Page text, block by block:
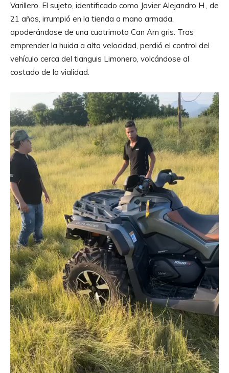
Varillero. El sujeto, identificado como Javier Alejandro H., de
21 años, irrumpió en la tienda a mano armada,
apoderándose de una cuatrimoto Can Am gris. Tras
emprender la huida a alta velocidad, perdió el control del
vehículo cerca del tianguis Limonero, volcándose al
costado de la vialidad.